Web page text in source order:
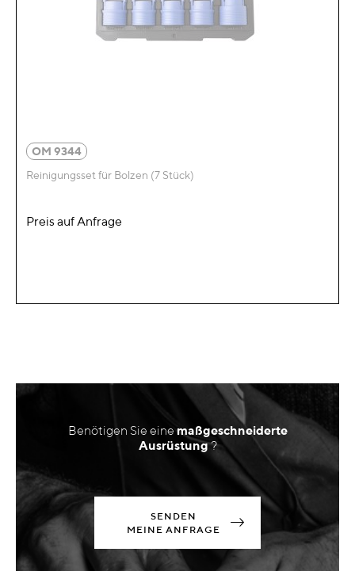
OM 9344
Reinigungsset für Bolzen (7 Stück)
Preis auf Anfrage
Benötigen Sie einemaßgeschneiderte
Ausrüstung?
SENDEN
MEINE ANFRAGE